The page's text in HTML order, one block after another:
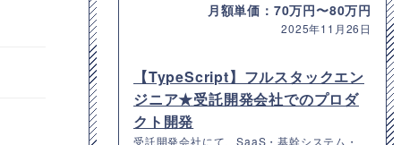
月額単価：70万円〜80万円
2025年11月26日
【TypeScript】フルスタックエン
ジニア★受託開発会社でのプロダ
クト開発
受託開発会社にて、SaaS・基幹システム・